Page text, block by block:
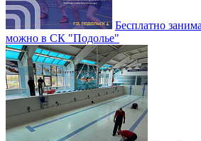
Бесплатно
можно в СК "Подолье"